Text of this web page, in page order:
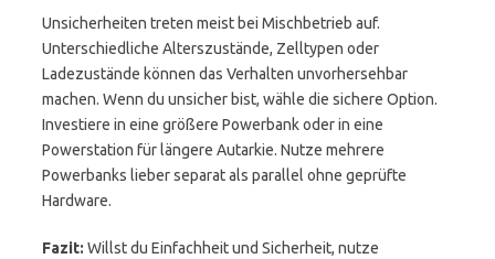
Unsicherheiten treten meist bei Mischbetrieb auf.
Unterschiedliche Alterszustände, Zelltypen oder
Ladezustände können das Verhalten unvorhersehbar
machen. Wenn du unsicher bist, wähle die sichere Option.
Investiere in eine größere Powerbank oder in eine
Powerstation für längere Autarkie. Nutze mehrere
Powerbanks lieber separat als parallel ohne geprüfte
Hardware.
Fazit: Willst du Einfachheit und Sicherheit, nutze